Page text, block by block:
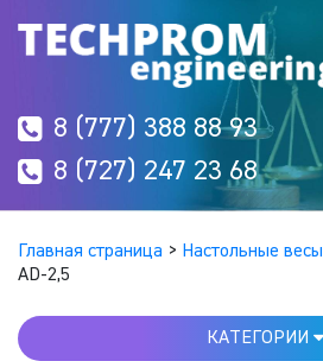
8 (777) 388 88 93
8 (727) 247 23 68
Главная страница > Настольные весы
AD-2,5
КАТЕГОРИИ